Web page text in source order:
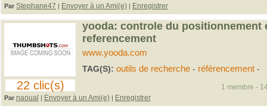
Par Stephane47 | Envoyer à un Ami(e) | Enregistrer
22 clic(s)
yooda: controle du positionnement
referencement
www.yooda.com
TAG(S): outils de recherche- référencement-
Par naoual | Envoyer à un Ami(e) | Enregistrer
1 membre -